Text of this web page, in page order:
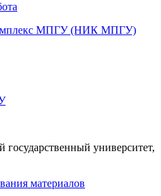
МПГУ (НИК МПГУ)
университет,
материалов